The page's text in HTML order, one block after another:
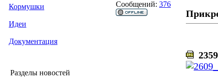
Кормушки
Идеи
Документация
Разделы новостей
Сообщений: 376